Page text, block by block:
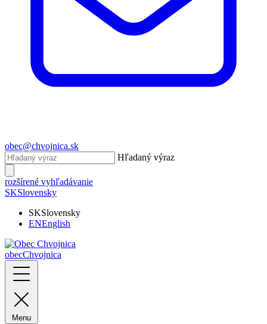
obec@chvojnica.sk
Hľadaný výraz
rozšírené vyhľadávanie
SKSlovensky
SKSlovensky
ENEnglish
obecChvojnica
Menu